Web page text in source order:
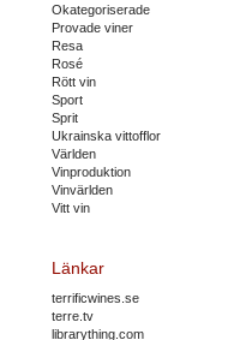
Okategoriserade
Provade viner
Resa
Rosé
Rött vin
Sport
Sprit
Ukrainska vittofflor
Världen
Vinproduktion
Vinvärlden
Vitt vin
Länkar
terrificwines.se
terre.tv
librarything.com